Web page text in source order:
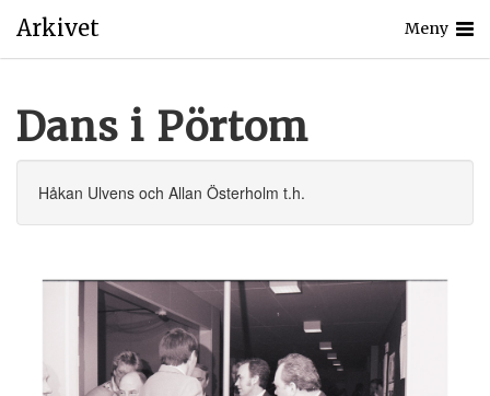
Arkivet Meny
Dans i Pörtom
Håkan Ulvens och Allan Österholm t.h.